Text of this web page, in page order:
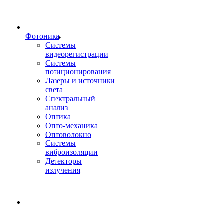
Фотоника
Cистемы
видеорегистрации
Системы
позиционирования
Лазеры и источники
света
Спектральный
анализ
Оптика
Опто-механика
Оптоволокно
Системы
виброизоляции
Детекторы
излучения